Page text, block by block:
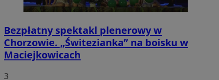
Bezpłatny spektakl plenerowy w
Chorzowie. „Świtezianka” na boisku w
Maciejkowicach
3